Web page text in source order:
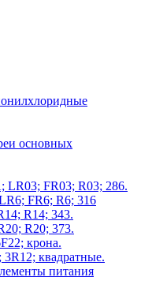
основных
LR03; FR03; R03; 286.
FR6; R6; 316
R14; 343.
R20; 373.
крона.
3R12; квадратные.
питания